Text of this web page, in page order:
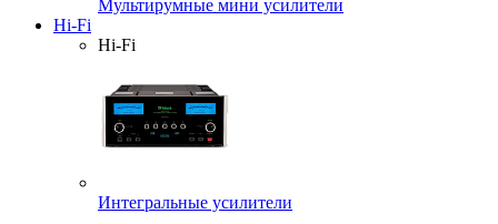
Мультирумные мини усилители
Hi-Fi
Hi-Fi
Интегральные усилители